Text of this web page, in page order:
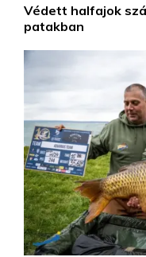
Védett halfajok
patakban